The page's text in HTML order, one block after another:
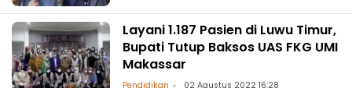
Layani 1.187 Pasien di Luwu Timur,
Bupati Tutup Baksos UAS FKG UMI
Makassar
Pendidikan 02 Agustus 2022 16:28